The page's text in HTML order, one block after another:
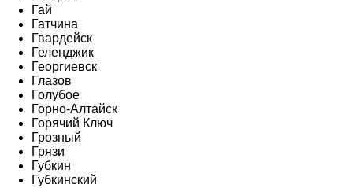
Гай
Гатчина
Гвардейск
Геленджик
Георгиевск
Глазов
Голубое
Горно-Алтайск
Горячий Ключ
Грозный
Грязи
Губкин
Губкинский